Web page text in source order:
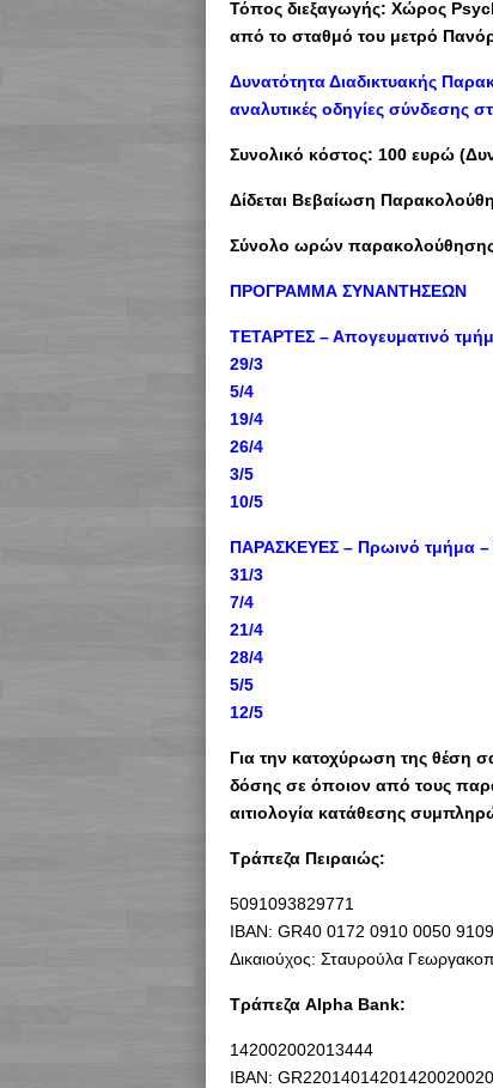
Τόπος διεξαγωγής: Χώρος
από το σταθμό του μετρό
Δυνατότητα Διαδικτυακής
αναλυτικές οδηγίες σύνδεσης
Συνολικό κόστος: 100 ευρώ
Δίδεται Βεβαίωση
Σύνολο ωρών
ΠΡΟΓΡΑΜΜΑ ΣΥΝΑΝΤΗΣΕΩΝ
ΤΕΤΑΡΤΕΣ – Απογευματινό
29/3
5/4
19/4
26/4
3/5
10/5
ΠΑΡΑΣΚΕΥΕΣ – Πρωινό τμήμα
31/3
7/4
21/4
28/4
5/5
12/5
Για την κατοχύρωση της θέση
δόσης σε όποιον από τους
αιτιολογία κατάθεσης
Τράπεζα Πειραιώς:
5091093829771
ΙΒΑΝ: GR40 0172 0910 0050
Δικαιούχος: Σταυρούλα
Τράπεζα Alpha Bank:
142002002013444
ΙΒΑΝ: